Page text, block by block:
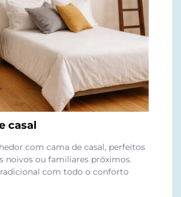
casal
com cama de casal, perfeitos
noivos ou familiares próximos.
com todo o conforto